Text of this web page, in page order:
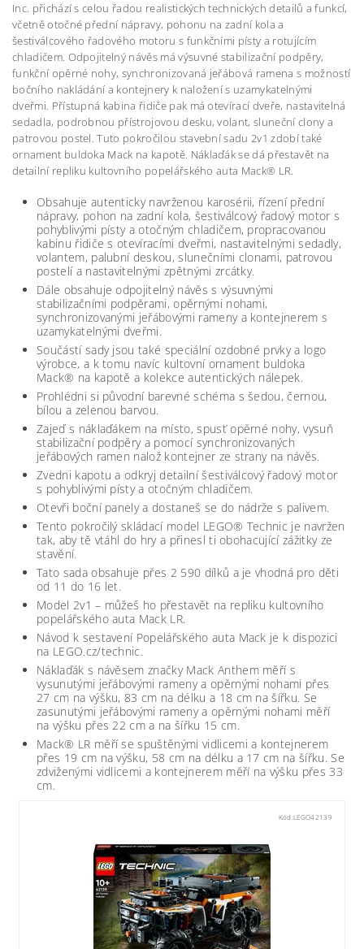
Inc. přichází s celou řadou realistických technických detailů a funkcí,
včetně otočné přední nápravy, pohonu na zadní kola a
šestiválcového řadového motoru s funkčními písty a rotujícím
chladičem. Odpojitelný návěs má výsuvné stabilizační podpěry,
funkční opěrné nohy, synchronizovaná jeřábová ramena s možností
bočního nakládání a kontejnery k naložení s uzamykatelnými
dveřmi. Přístupná kabina řidiče pak má otevírací dveře, nastavitelná
sedadla, podrobnou přístrojovou desku, volant, sluneční clony a
patrovou postel. Tuto pokročilou stavební sadu 2v1 zdobí také
ornament buldoka Mack na kapotě. Náklaďák se dá přestavět na
detailní repliku kultovního popelářského auta Mack® LR.
Obsahuje autenticky navrženou karosérii, řízení přední
nápravy, pohon na zadní kola, šestiválcový řadový motor s
pohyblivými písty a otočným chladičem, propracovanou
kabinu řidiče s otevíracími dveřmi, nastavitelnými sedadly,
volantem, palubní deskou, slunečními clonami, patrovou
postelí a nastavitelnými zpětnými zrcátky.
Dále obsahuje odpojitelný návěs s výsuvnými
stabilizačními podpěrami, opěrnými nohami,
synchronizovanými jeřábovými rameny a kontejnerem s
uzamykatelnými dveřmi.
Součástí sady jsou také speciální ozdobné prvky a logo
výrobce, a k tomu navíc kultovní ornament buldoka
Mack® na kapotě a kolekce autentických nálepek.
Prohlédni si původní barevné schéma s šedou, černou,
bílou a zelenou barvou.
Zajeď s náklaďákem na místo, spusť opěrné nohy, vysuň
stabilizační podpěry a pomocí synchronizovaných
jeřábových ramen nalož kontejner ze strany na návěs.
Zvedni kapotu a odkryj detailní šestiválcový řadový motor
s pohyblivými písty a otočným chladičem.
Otevři boční panely a dostaneš se do nádrže s palivem.
Tento pokročilý skládací model LEGO® Technic je navržen
tak, aby tě vtáhl do hry a přinesl ti obohacující zážitky ze
stavění.
Tato sada obsahuje přes 2 590 dílků a je vhodná pro děti
od 11 do 16 let.
Model 2v1 – můžeš ho přestavět na repliku kultovního
popelářského auta Mack LR.
Návod k sestavení Popelářského auta Mack je k dispozici
na LEGO.cz/technic.
Náklaďák s návěsem značky Mack Anthem měří s
vysunutými jeřábovými rameny a opěrnými nohami přes
27 cm na výšku, 83 cm na délku a 18 cm na šířku. Se
zasunutými jeřábovými rameny a opěrnými nohami měří
na výšku přes 22 cm a na šířku 15 cm.
Mack® LR měří se spuštěnými vidlicemi a kontejnerem
přes 19 cm na výšku, 58 cm na délku a 17 cm na šířku. Se
zdviženými vidlicemi a kontejnerem měří na výšku přes 33
cm.
Kód:LEGO42139